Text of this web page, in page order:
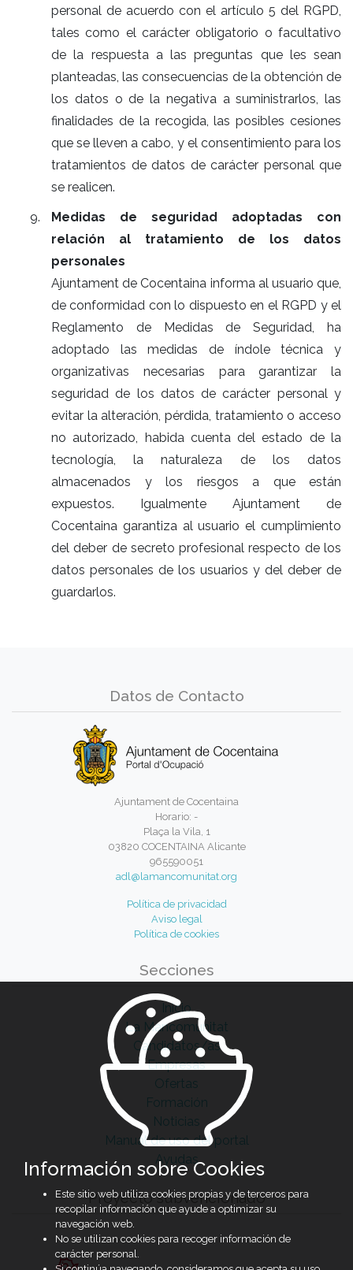
personal de acuerdo con el artículo 5 del RGPD,
tales como el carácter obligatorio o facultativo
de la respuesta a las preguntas que les sean
planteadas, las consecuencias de la obtención de
los datos o de la negativa a suministrarlos, las
finalidades de la recogida, las posibles cesiones
que se lleven a cabo, y el consentimiento para los
tratamientos de datos de carácter personal que
se realicen.
Medidas de seguridad adoptadas con
relación al tratamiento de los datos
personales
Ajuntament de Cocentaina informa al usuario que,
de conformidad con lo dispuesto en el RGPD y el
Reglamento de Medidas de Seguridad, ha
adoptado las medidas de índole técnica y
organizativas necesarias para garantizar la
seguridad de los datos de carácter personal y
evitar la alteración, pérdida, tratamiento o acceso
no autorizado, habida cuenta del estado de la
tecnología, la naturaleza de los datos
almacenados y los riesgos a que están
expuestos. Igualmente Ajuntament de
Cocentaina garantiza al usuario el cumplimiento
del deber de secreto profesional respecto de los
datos personales de los usuarios y del deber de
guardarlos.
Datos de Contacto
Ajuntament de Cocentaina
Horario: -
Plaça la Vila, 1
03820 COCENTAINA Alicante
965590051
adl@lamancomunitat.org
Política de privacidad
Aviso legal
Política de cookies
Secciones
Inicio
La Mancomunitat
Candidatos/as
Empresas
Ofertas
Formación
Noticias
Manual de uso del portal
Ayudas
Proyecto subvencionado
Información sobre Cookies
Este sitio web utiliza cookies propias y de terceros para
recopilar información que ayude a optimizar su
navegación web.
No se utilizan cookies para recoger información de
carácter personal.